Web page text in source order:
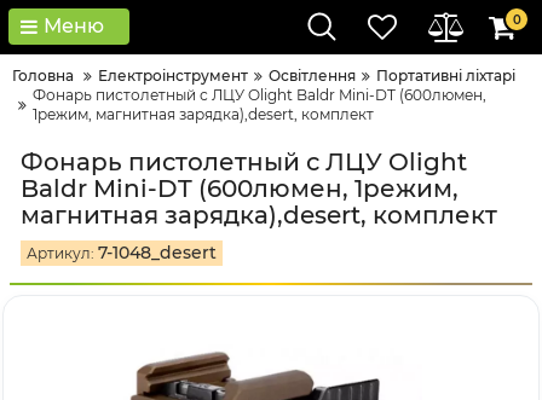
Меню 0
Головна Електроінструмент Освітлення
Портативні ліхтарі
Фонарь пистолетный с ЛЦУ Olight Baldr Mini-DT (600люмен,
1режим, магнитная зарядка),desert, комплект
Фонарь пистолетный с ЛЦУ Olight
Baldr Mini-DT (600люмен, 1режим,
магнитная зарядка),desert, комплект
Артикул: 7-1048_desert